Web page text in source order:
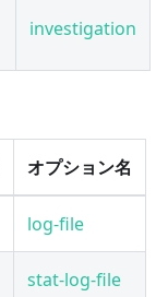
investigation
オプション名
log-file
stat-log-file